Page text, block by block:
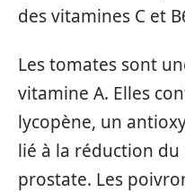
des vitamines C et
Les tomates sont
vitamine A. Elles
lycopène, un
lié à la réduction du
prostate. Les